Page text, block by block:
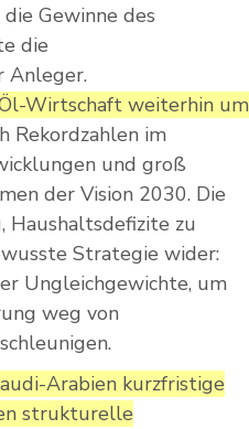
Gewinne des
die
Anleger.
Wirtschaft weiterhin um
Rekordzahlen im
und groß
der Vision 2030. Die
Haushaltsdefizite zu
Strategie wider:
Ungleichgewichte, um
weg von
Arabien kurzfristige
strukturelle